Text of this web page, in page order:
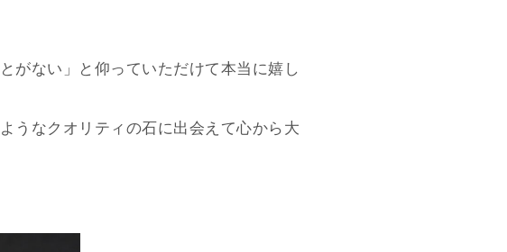
がない」と仰っていただけて本当に嬉し
うなクオリティの石に出会えて心から大